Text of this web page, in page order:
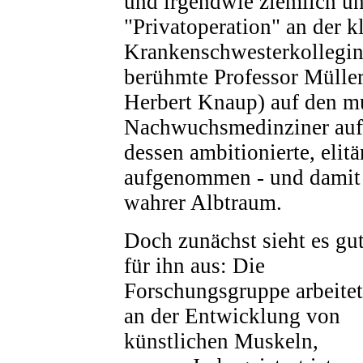
"Privatoperation" an der
berühmte Professor
Herbert Knaup) auf den
Nachwuchsmedinziner
dessen ambitionierte,
aufgenommen - und
wahrer Albtraum.
Doch zunächst sieht es
für ihn aus: Die
Forschungsgruppe arbeitet
an der Entwicklung von
künstlichen Muskeln,